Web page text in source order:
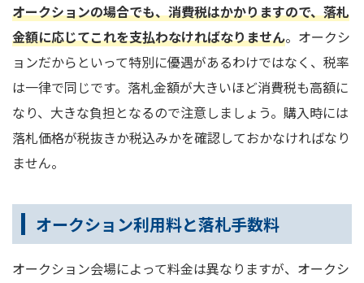
オークションの場合でも、消費税はかかりますので、落札
金額に応じてこれを支払わなければなりません。オークシ
ョンだからといって特別に優遇があるわけではなく、税率
は一律で同じです。落札金額が大きいほど消費税も高額に
なり、大きな負担となるので注意しましょう。購入時には
落札価格が税抜きか税込みかを確認しておかなければなり
ません。
オークション利用料と落札手数料
オークション会場によって料金は異なりますが、オークシ